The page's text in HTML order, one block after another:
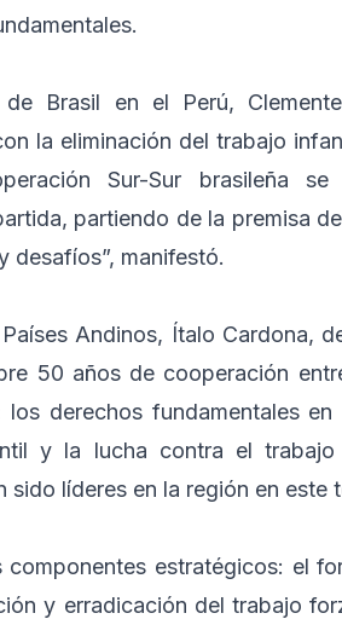
Brasil en el Perú,
la eliminación del trabajo
Sur-Sur brasileña
partiendo de la premisa
desafíos”, manifestó.
Andinos, Ítalo Cardona,
50 años de cooperación
derechos fundamentales
y la lucha contra el
líderes en la región en este
estratégicos: el
y erradicación del trabajo